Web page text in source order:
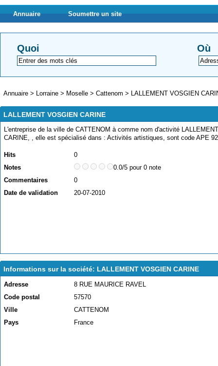
Annuaire Soumettre un site
Quoi Où
Annuaire > Lorraine > Moselle > Cattenom > LALLEMENT VOSGIEN
LALLEMENT VOSGIEN CARINE
L'entreprise de la ville de CATTENOM à comme nom d'activité
CARINE, , elle est spécialisé dans : Activités artistiques, sont code APE
Hits
0
Notes
0.0/5 pour 0 note
Commentaires
0
Date de validation
20-07-2010
Informations sur la société: LALLEMENT VOSGIEN CARINE
Adresse
8 RUE MAURICE RAVEL
Code postal
57570
Ville
CATTENOM
Pays
France